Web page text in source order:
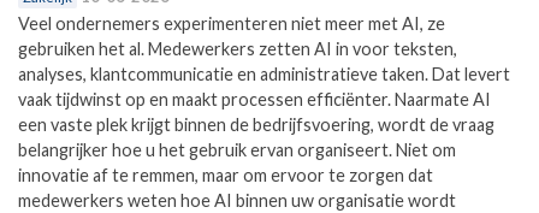
Veel ondernemers experimenteren niet meer met AI, ze
gebruiken het al. Medewerkers zetten AI in voor teksten,
analyses, klantcommunicatie en administratieve taken. Dat levert
vaak tijdwinst op en maakt processen efficiënter. Naarmate AI
een vaste plek krijgt binnen de bedrijfsvoering, wordt de vraag
belangrijker hoe u het gebruik ervan organiseert. Niet om
innovatie af te remmen, maar om ervoor te zorgen dat
medewerkers weten hoe AI binnen uw organisatie wordt